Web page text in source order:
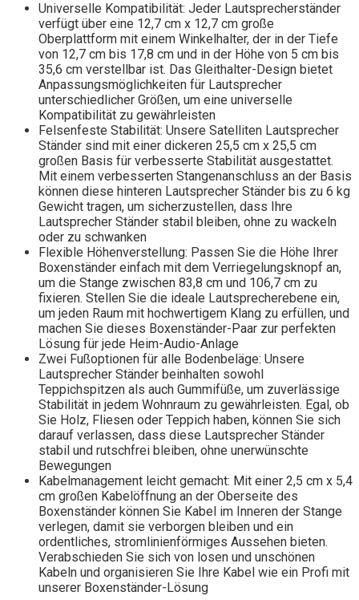
Universelle Kompatibilität: Jeder Lautsprecherständer
verfügt über eine 12,7 cm x 12,7 cm große
Oberplattform mit einem Winkelhalter, der in der Tiefe
von 12,7 cm bis 17,8 cm und in der Höhe von 5 cm bis
35,6 cm verstellbar ist. Das Gleithalter-Design bietet
Anpassungsmöglichkeiten für Lautsprecher
unterschiedlicher Größen, um eine universelle
Kompatibilität zu gewährleisten
Felsenfeste Stabilität: Unsere Satelliten Lautsprecher
Ständer sind mit einer dickeren 25,5 cm x 25,5 cm
großen Basis für verbesserte Stabilität ausgestattet.
Mit einem verbesserten Stangenanschluss an der Basis
können diese hinteren Lautsprecher Ständer bis zu 6 kg
Gewicht tragen, um sicherzustellen, dass Ihre
Lautsprecher Ständer stabil bleiben, ohne zu wackeln
oder zu schwanken
Flexible Höhenverstellung: Passen Sie die Höhe Ihrer
Boxenständer einfach mit dem Verriegelungsknopf an,
um die Stange zwischen 83,8 cm und 106,7 cm zu
fixieren. Stellen Sie die ideale Lautsprecherebene ein,
um jeden Raum mit hochwertigem Klang zu erfüllen, und
machen Sie dieses Boxenständer-Paar zur perfekten
Lösung für jede Heim-Audio-Anlage
Zwei Fußoptionen für alle Bodenbeläge: Unsere
Lautsprecher Ständer beinhalten sowohl
Teppichspitzen als auch Gummifüße, um zuverlässige
Stabilität in jedem Wohnraum zu gewährleisten. Egal, ob
Sie Holz, Fliesen oder Teppich haben, können Sie sich
darauf verlassen, dass diese Lautsprecher Ständer
stabil und rutschfrei bleiben, ohne unerwünschte
Bewegungen
Kabelmanagement leicht gemacht: Mit einer 2,5 cm x 5,4
cm großen Kabelöffnung an der Oberseite des
Boxenständer können Sie Kabel im Inneren der Stange
verlegen, damit sie verborgen bleiben und ein
ordentliches, stromlinienförmiges Aussehen bieten.
Verabschieden Sie sich von losen und unschönen
Kabeln und organisieren Sie Ihre Kabel wie ein Profi mit
unserer Boxenständer-Lösung